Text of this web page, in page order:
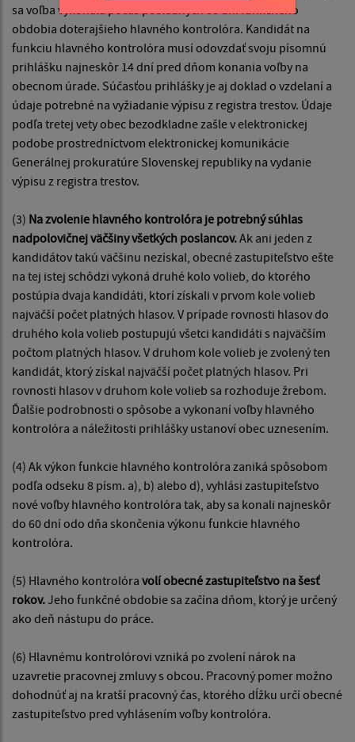
sa voľba vykonala počas posledných 60 dní funkčného
obdobia doterajšieho hlavného kontrolóra. Kandidát na
funkciu hlavného kontrolóra musí odovzdať svoju písomnú
prihlášku najneskôr 14 dní pred dňom konania voľby na
obecnom úrade. Súčasťou prihlášky je aj doklad o vzdelaní a
údaje potrebné na vyžiadanie výpisu z registra trestov. Údaje
podľa tretej vety obec bezodkladne zašle v elektronickej
podobe prostredníctvom elektronickej komunikácie
Generálnej prokuratúre Slovenskej republiky na vydanie
výpisu z registra trestov.
(3) Na zvolenie hlavného kontrolóra je potrebný súhlas
nadpolovičnej väčšiny všetkých poslancov.Ak ani jeden z
kandidátov takú väčšinu nezískal, obecné zastupiteľstvo ešte
na tej istej schôdzi vykoná druhé kolo volieb, do ktorého
postúpia dvaja kandidáti, ktorí získali v prvom kole volieb
najväčší počet platných hlasov. V prípade rovnosti hlasov do
druhého kola volieb postupujú všetci kandidáti s najväčším
počtom platných hlasov. V druhom kole volieb je zvolený ten
kandidát, ktorý získal najväčší počet platných hlasov. Pri
rovnosti hlasov v druhom kole volieb sa rozhoduje žrebom.
Ďalšie podrobnosti o spôsobe a vykonaní voľby hlavného
kontrolóra a náležitosti prihlášky ustanoví obec uznesením.
(4) Ak výkon funkcie hlavného kontrolóra zaniká spôsobom
podľa odseku 8 písm. a), b) alebo d), vyhlási zastupiteľstvo
nové voľby hlavného kontrolóra tak, aby sa konali najneskôr
do 60 dní odo dňa skončenia výkonu funkcie hlavného
kontrolóra.
(5) Hlavného kontrolóra volí obecné zastupiteľstvo na šesť
rokov.Jeho funkčné obdobie sa začína dňom, ktorý je určený
ako deň nástupu do práce.
(6) Hlavnému kontrolórovi vzniká po zvolení nárok na
uzavretie pracovnej zmluvy s obcou. Pracovný pomer možno
dohodnúť aj na kratší pracovný čas, ktorého dĺžku určí obecné
zastupiteľstvo pred vyhlásením voľby kontrolóra.